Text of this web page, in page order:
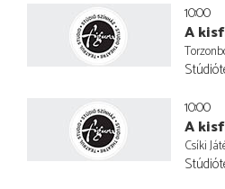
10:00
A
10:00
A
Csíki